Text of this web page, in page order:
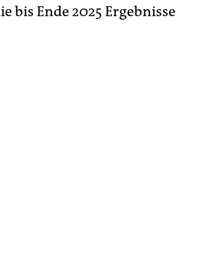
bis Ende 2025 Ergebnisse